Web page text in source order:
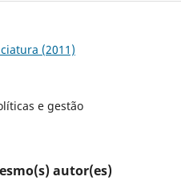
(2011)
e gestão
autor(es)